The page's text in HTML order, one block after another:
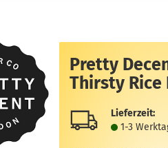
Pretty
Thirsty Rice
Lieferzeit:
1-3